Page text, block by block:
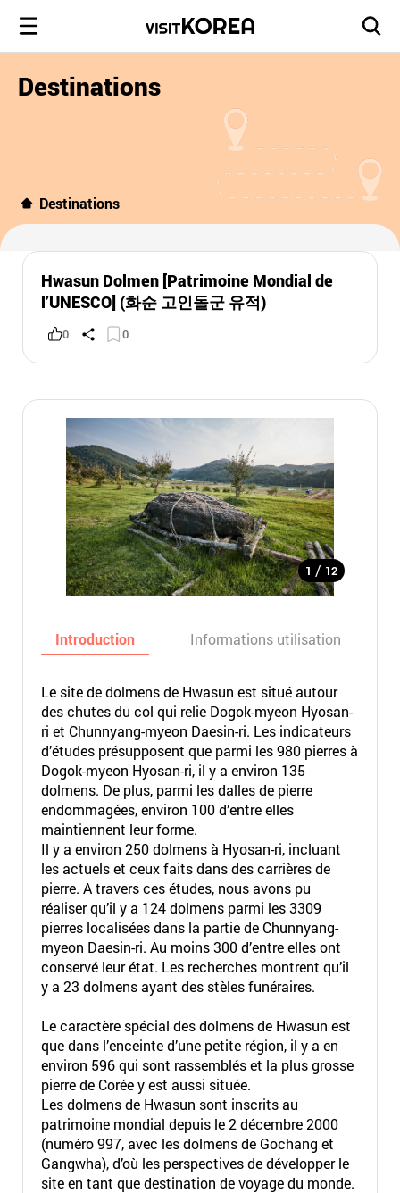
Destinations
Destinations
Hwasun Dolmen [Patrimoine Mondial de
l’UNESCO] (화순 고인돌군 유적)
0 0
1 / 12
Introduction Informations utilisation
Le site de dolmens de Hwasun est situé autour
des chutes du col qui relie Dogok-myeon Hyosan-
ri et Chunnyang-myeon Daesin-ri. Les indicateurs
d’études présupposent que parmi les 980 pierres à
Dogok-myeon Hyosan-ri, il y a environ 135
dolmens. De plus, parmi les dalles de pierre
endommagées, environ 100 d’entre elles
maintiennent leur forme.
Il y a environ 250 dolmens à Hyosan-ri, incluant
les actuels et ceux faits dans des carrières de
pierre. A travers ces études, nous avons pu
réaliser qu’il y a 124 dolmens parmi les 3309
pierres localisées dans la partie de Chunnyang-
myeon Daesin-ri. Au moins 300 d’entre elles ont
conservé leur état. Les recherches montrent qu’il
y a 23 dolmens ayant des stèles funéraires.
Le caractère spécial des dolmens de Hwasun est
que dans l’enceinte d’une petite région, il y a en
environ 596 qui sont rassemblés et la plus grosse
pierre de Corée y est aussi située.
Les dolmens de Hwasun sont inscrits au
patrimoine mondial depuis le 2 décembre 2000
(numéro 997, avec les dolmens de Gochang et
Gangwha), d’où les perspectives de développer le
site en tant que destination de voyage du monde.